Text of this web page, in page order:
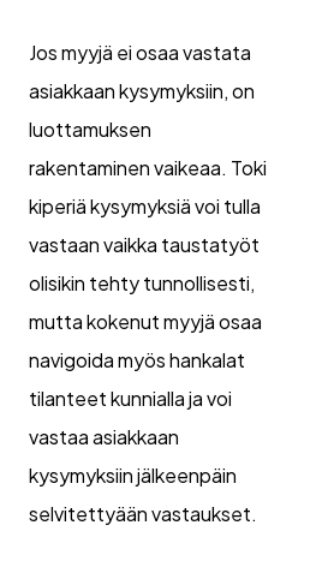
Jos myyjä ei osaa vastata
asiakkaan kysymyksiin, on
luottamuksen
rakentaminen vaikeaa. Toki
kiperiä kysymyksiä voi tulla
vastaan vaikka taustatyöt
olisikin tehty tunnollisesti,
mutta kokenut myyjä osaa
navigoida myös hankalat
tilanteet kunnialla ja voi
vastaa asiakkaan
kysymyksiin jälkeenpäin
selvitettyään vastaukset.